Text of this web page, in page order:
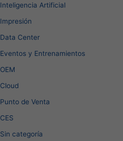
Inteligencia Artificial
Impresión
Data Center
Eventos y Entrenamientos
OEM
Cloud
Punto de Venta
CES
Sin categoría